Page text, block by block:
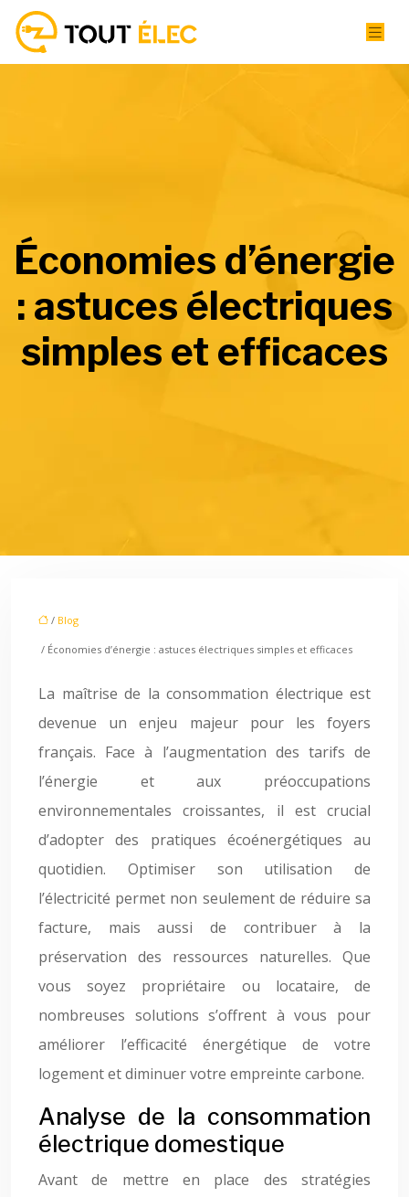
Économies d’énergie
: astuces électriques
simples et efficaces
/ Blog
/ Économies d’énergie : astuces électriques simples et efficaces
La maîtrise de la consommation électrique est
devenue un enjeu majeur pour les foyers
français. Face à l’augmentation des tarifs de
l’énergie et aux préoccupations
environnementales croissantes, il est crucial
d’adopter des pratiques écoénergétiques au
quotidien. Optimiser son utilisation de
l’électricité permet non seulement de réduire sa
facture, mais aussi de contribuer à la
préservation des ressources naturelles. Que
vous soyez propriétaire ou locataire, de
nombreuses solutions s’offrent à vous pour
améliorer l’efficacité énergétique de votre
logement et diminuer votre empreinte carbone.
Analyse de la consommation
électrique domestique
Avant de mettre en place des stratégies